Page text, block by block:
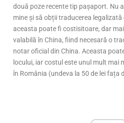
două poze recente tip pașaport. Nu
mine și să obții traducerea
aceasta poate fi costisitoare, dar
valabilă în China, fiind necesară o
notar oficial din China. Aceasta
locului, iar costul este unul mult mai
în România (undeva la 50 de lei fața